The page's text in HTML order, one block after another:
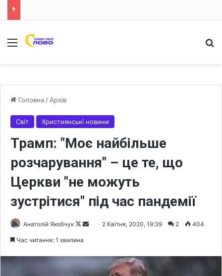
Меню
Головна / Архів
Світ Християнські новини
Трамп: "Моє найбільше
розчарування" – це те, що
Церкви "не можуть
зустрітися" під час пандемії
Анатолій Якобчук
F
o a
2 Квітня, 2020, 19:39 2 404
Час читання: 1 хвилина